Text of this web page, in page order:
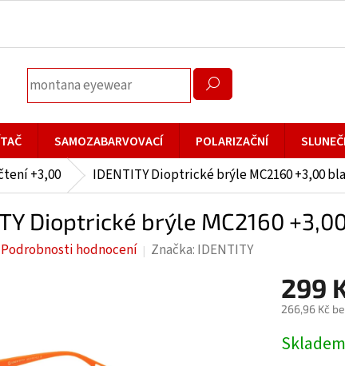
SAMOZABARVOVACÍ POLARIZAČNÍ
+3,00 IDENTITY Dioptrické brýle MC2160 +3,00
Dioptrické brýle MC2160
Podrobnosti hodnocení Značka: IDENTITY
299
266,96 Kč
Měrná
cena:
Skladem